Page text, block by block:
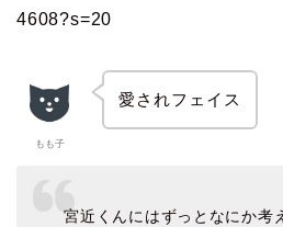
4608?s=20
もも子
愛されフェイス
宮近くんにはずっとなにか考